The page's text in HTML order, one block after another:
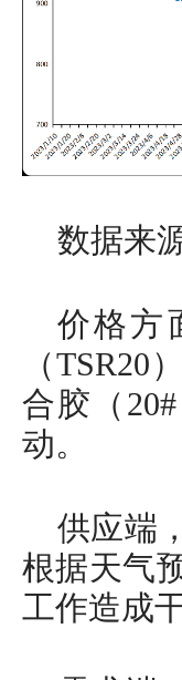
数据来
价格方
（TSR20
合胶（
动。
供应端
根据天气
工作造成